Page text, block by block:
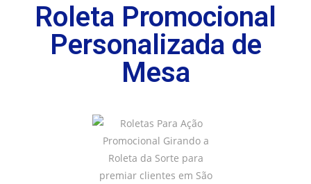
Roleta Promocional
Personalizada de
Mesa